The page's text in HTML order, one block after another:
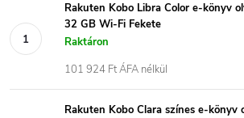
Rakuten Kobo Libra Color e-könyv
32 GB Wi-Fi Fekete
Raktáron
101 924 Ft ÁFA nélkül
Rakuten Kobo Clara színes e-könyv